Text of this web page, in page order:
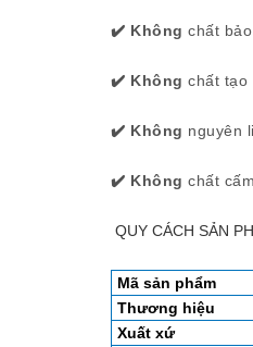
✔️ Không chất
✔️ Không chất tạo
✔️ Không nguyên
✔️ Không chất cấm
QUY CÁCH SẢN
Mã sản phẩm
Thương hiệu
Xuất xứ